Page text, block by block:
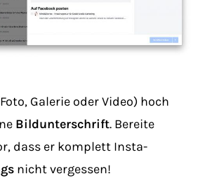
Galerie oder Video) hoch
Bildunterschrift. Bereite
dass er komplett Insta-
nicht vergessen!